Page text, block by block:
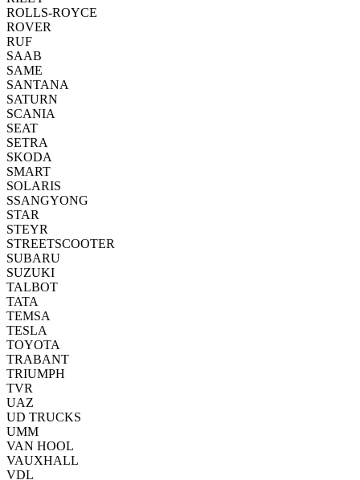
ROLLS-ROYCE
ROVER
RUF
SAAB
SAME
SANTANA
SATURN
SCANIA
SEAT
SETRA
SKODA
SMART
SOLARIS
SSANGYONG
STAR
STEYR
STREETSCOOTER
SUBARU
SUZUKI
TALBOT
TATA
TEMSA
TESLA
TOYOTA
TRABANT
TRIUMPH
TVR
UAZ
UD TRUCKS
UMM
VAN HOOL
VAUXHALL
VDL